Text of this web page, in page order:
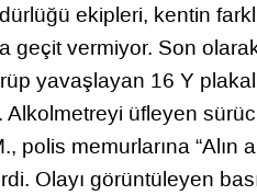
ekipleri, kentin
vermiyor. Son
yavaşlayan 16 Y
üfleyen
polis memurlarına “Alın
Olayı görüntüleyen